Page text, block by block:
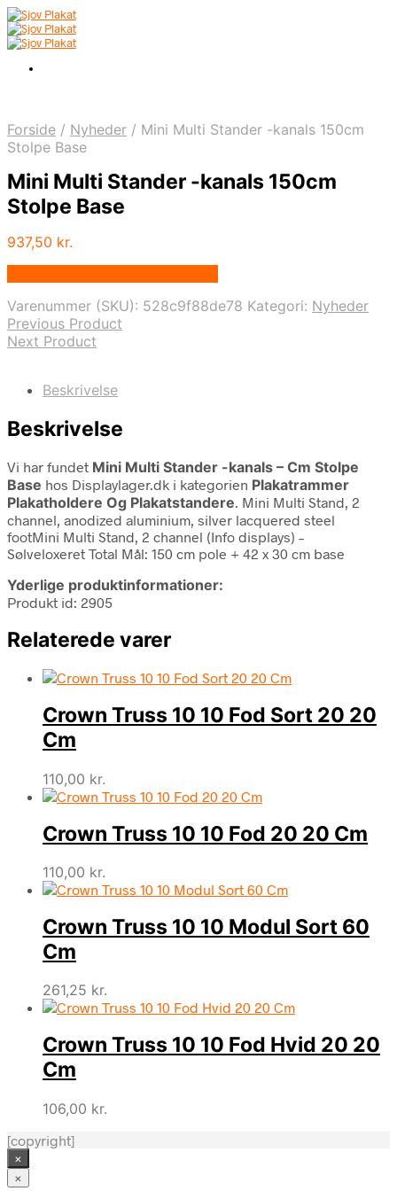
Forside / Nyheder / Mini Multi Stander -kanals 150cm
Stolpe Base
Mini Multi Stander -kanals 150cm
Stolpe Base
937,50 kr.
Varenummer (SKU): 528c9f88de78 Kategori: Nyheder
Previous Product
Next Product
Beskrivelse
Beskrivelse
Vi har fundet Mini Multi Stander -kanals – Cm Stolpe
Base hos Displaylager.dk i kategorien Plakatrammer
Plakatholdere Og Plakatstandere. Mini Multi Stand, 2
channel, anodized aluminium, silver lacquered steel
footMini Multi Stand, 2 channel (Info displays) –
Sølveloxeret Total Mål: 150 cm pole + 42 x 30 cm base
Yderlige produktinformationer:
Produkt id: 2905
Relaterede varer
Crown Truss 10 10 Fod Sort 20 20
Cm
110,00 kr.
Crown Truss 10 10 Fod 20 20 Cm
110,00 kr.
Crown Truss 10 10 Modul Sort 60
Cm
261,25 kr.
Crown Truss 10 10 Fod Hvid 20 20
Cm
106,00 kr.
[copyright]
×
×